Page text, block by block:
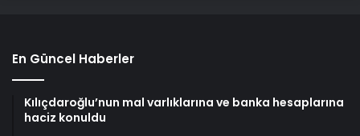
En Güncel Haberler
Kılıçdaroğlu’nun mal varlıklarına ve banka hesaplarına
haciz konuldu